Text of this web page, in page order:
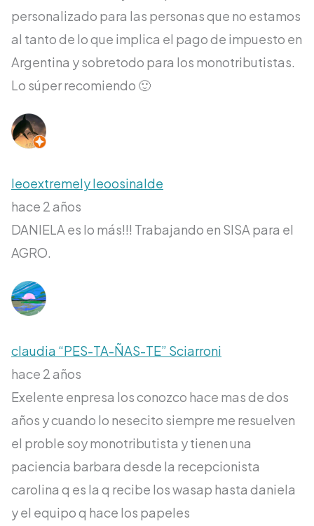
personalizado para las personas que no estamos
al tanto de lo que implica el pago de impuesto en
Argentina y sobretodo para los monotributistas.
Lo súper recomiendo 🙂
leoextremely leoosinalde
hace 2 años
DANIELA es lo más!!! Trabajando en SISA para el
AGRO.
claudia “PES-TA-ÑAS-TE” Sciarroni
hace 2 años
Exelente enpresa los conozco hace mas de dos
años y cuando lo nesecito siempre me resuelven
el proble soy monotributista y tienen una
paciencia barbara desde la recepcionista
carolina q es la q recibe los wasap hasta daniela
y el equipo q hace los papeles